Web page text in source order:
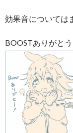
効果音については
BOOSTありがと